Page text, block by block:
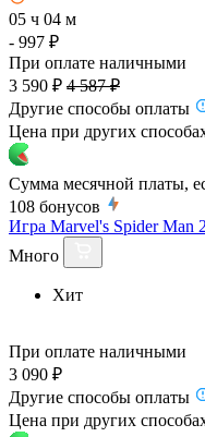
05 ч 04 м
- 997 ₽
При оплате наличными
3 590 ₽ 4 587 ₽
Другие способы оплаты
Цена при других
Сумма месячной платы,
108 бонусов
Игра Marvel's Spider Man
Много
Хит
При оплате наличными
3 090 ₽
Другие способы оплаты
Цена при других